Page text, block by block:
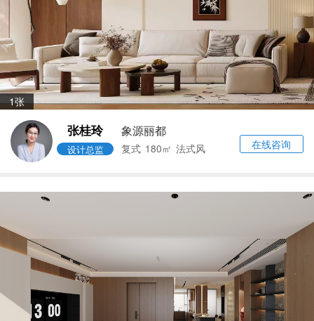
1张
张桂玲
设计总监
象源丽都
复式 180㎡ 法式风 在线咨询